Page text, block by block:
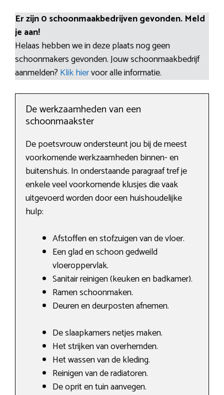
Er zijn 0 schoonmaakbedrijven gevonden. Meld
je aan!
Helaas hebben we in deze plaats nog geen
schoonmakers gevonden. Jouw schoonmaakbedrijf
aanmelden? Klik hiervoor alle informatie.
De werkzaamheden van een
schoonmaakster
De poetsvrouw ondersteunt jou bij de meest
voorkomende werkzaamheden binnen- en
buitenshuis. In onderstaande paragraaf tref je
enkele veel voorkomende klusjes die vaak
uitgevoerd worden door een huishoudelijke
hulp:
Afstoffen en stofzuigen van de vloer.
Een glad en schoon gedweild
vloeroppervlak.
Sanitair reinigen (keuken en badkamer).
Ramen schoonmaken.
Deuren en deurposten afnemen.
De slaapkamers netjes maken.
Het strijken van overhemden.
Het wassen van de kleding.
Reinigen van de radiatoren.
De oprit en tuin aanvegen.